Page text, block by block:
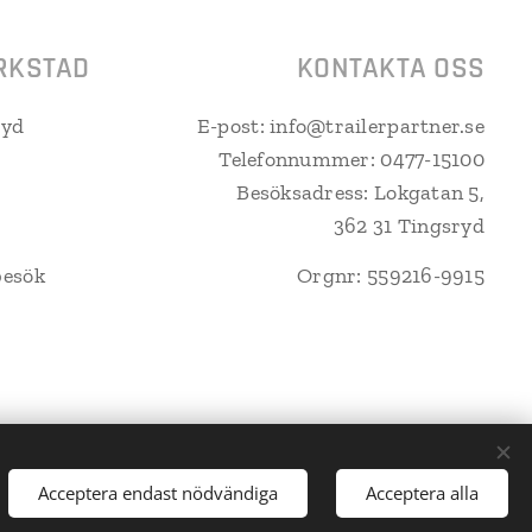
KONTAKTA OSS
E-post: info@trailerpartner.se
Telefonnummer: 0477-15100
Besöksadress: Lokgatan 5,
362 31 Tingsryd
Orgnr: 559216-9915
Acceptera endast nödvändiga Acceptera alla